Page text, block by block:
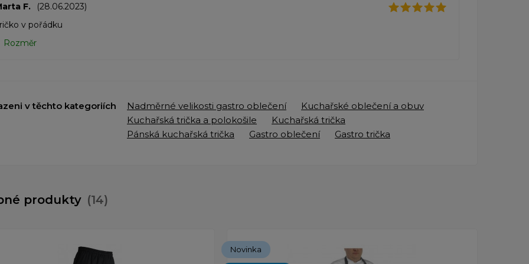
F.
(28.06.2023)
v pořádku
Rozměr
v těchto kategoriích Nadměrné velikosti gastro oblečení
Kuchařské oblečení a obuv
Kuchařská trička a polokošile
Kuchařská trička
Pánská kuchařská trička
Gastro oblečení Gastro trička
produkty (14)
Novinka